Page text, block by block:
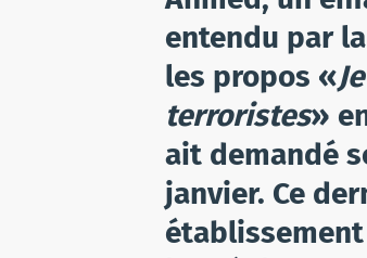
entendu par
les propos «
terroristes»
ait demandé
janvier. Ce